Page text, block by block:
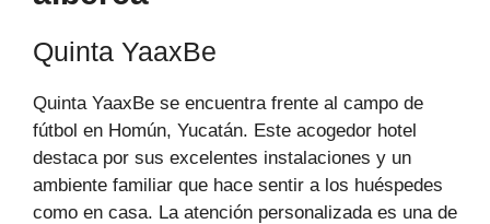
Quinta YaaxBe
Quinta YaaxBe se encuentra frente al campo de
fútbol en Homún, Yucatán. Este acogedor hotel
destaca por sus excelentes instalaciones y un
ambiente familiar que hace sentir a los huéspedes
como en casa. La atención personalizada es una de